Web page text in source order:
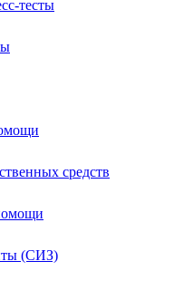
тесты
средств
(СИЗ)